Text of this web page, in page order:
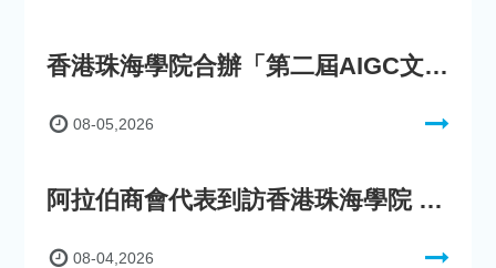
香港珠海學院合辦「第二屆AIGC文化數字內容創作比賽」
08-05,2026
阿拉伯商會代表到訪香港珠海學院 參與「一帶一路」政策圓桌會議
08-04,2026